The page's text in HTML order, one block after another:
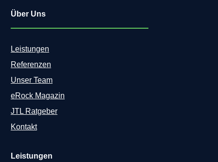
Über Uns
Leistungen
Referenzen
Unser Team
eRock Magazin
JTL Ratgeber
Kontakt
Leistungen